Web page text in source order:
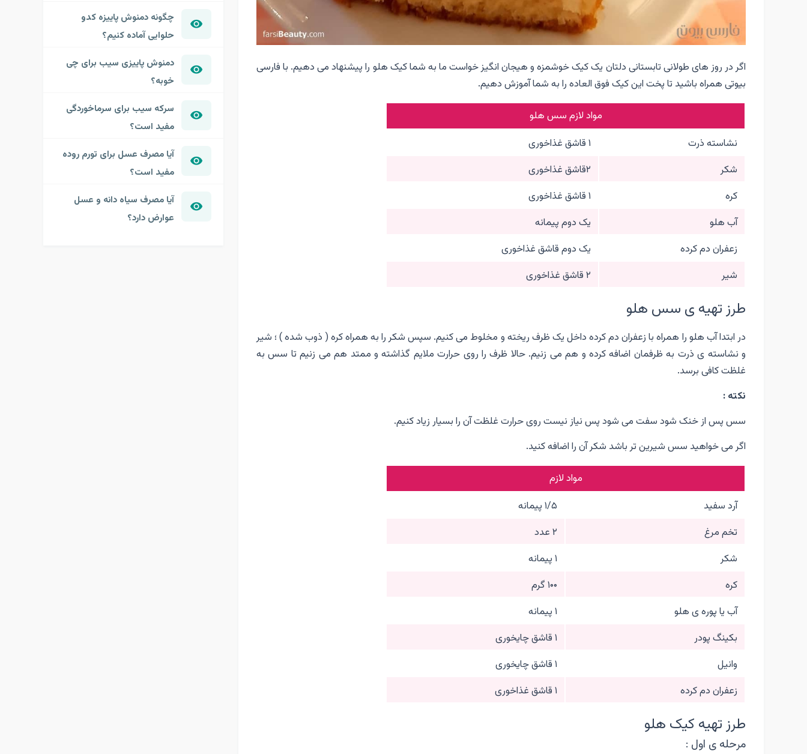
اگر در روز های طولانی تابستانی دلتان یک کیک خوشمزه و هیجان انگیز خواست ما به شما کیک هلو را پیشنهاد می دهیم. با فارسی
بیوتی همراه باشید تا پخت این کیک فوق العاده را به شما آموزش دهیم.
مواد لازم سس هلو
نشاسته ذرت
۱ قاشق غذاخوری
شکر
۲قاشق غذاخوری
کره
۱ قاشق غذاخوری
آب هلو
یک دوم پیمانه
زعفران دم کرده
یک دوم قاشق غذاخوری
شیر
۲ قاشق غذاخوری
طرز تهیه ی سس هلو
در ابتدا آب هلو را همراه با زعفران دم کرده داخل یک ظرف ریخته و مخلوط می کنیم. سپس شکر را به همراه کره ( ذوب شده ) ؛ شیر
و نشاسته ی ذرت به ظرفمان اضافه کرده و هم می زنیم. حالا ظرف را روی حرارت ملایم گذاشته و ممتد هم می زنیم تا سس به
غلظت کافی برسد.
نکته:
سس پس از خنک شود سفت می شود پس نیاز نیست روی حرارت غلظت آن را بسیار زیاد کنیم.
اگر می خواهید سس شیرین تر باشد شکر آن را اضافه کنید.
مواد لازم
آرد سفید
۱/۵ پیمانه
تخم مرغ
۲ عدد
شکر
۱ پیمانه
کره
۱۰۰ گرم
آب یا پوره ی هلو
۱ پیمانه
بکینگ پودر
۱ قاشق چایخوری
وانیل
۱ قاشق چایخوری
زعفران دم کرده
۱ قاشق غذاخوری
طرز تهیه کیک هلو
مرحله ی اول :
چگونه دمنوش پاییزه کدو
حلوایی آماده کنیم؟
دمنوش پاییزی سیب برای چی
خوبه؟
سرکه سیب برای سرماخوردگی
مفید است؟
آیا مصرف عسل برای تورم روده
مفید است؟
آیا مصرف سیاه دانه و عسل
عوارض دارد؟